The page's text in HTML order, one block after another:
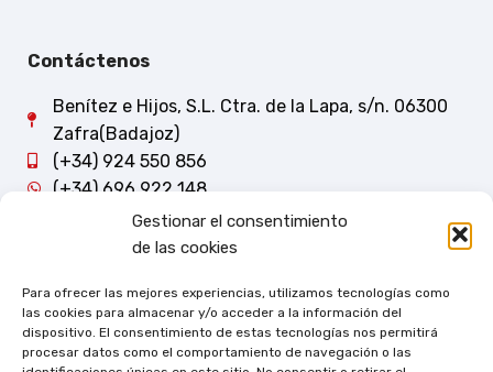
Gestionar el consentimiento
de las cookies
Para ofrecer las mejores experiencias, utilizamos tecnologías como
las cookies para almacenar y/o acceder a la información del
dispositivo. El consentimiento de estas tecnologías nos permitirá
procesar datos como el comportamiento de navegación o las
Contáctenos
Benítez e Hijos, S.L. Ctra. de la Lapa, s/n. 06300
Zafra(Badajoz)
(+34) 924 550 856
(+34) 696 922 148